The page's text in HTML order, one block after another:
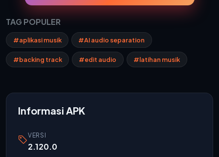
TAG POPULER
#aplikasi musik #AI audio separation
#backing track #edit audio #latihan musik
Informasi APK
VERSI
2.120.0